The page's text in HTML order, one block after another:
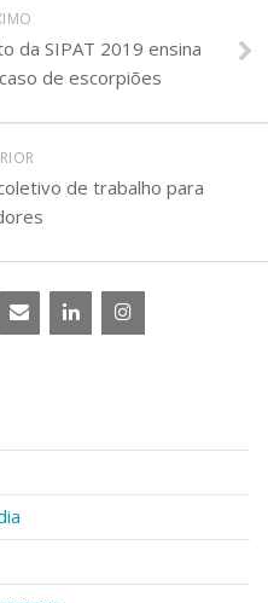
da SIPAT 2019 ensina
de escorpiões
de trabalho para